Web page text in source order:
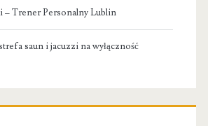
– Trener Personalny Lublin
saun i jacuzzi na wyłączność